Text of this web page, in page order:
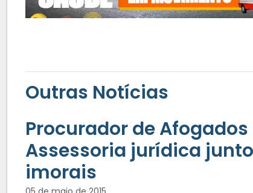
Outras Notícias
Procurador de
Assessoria jurídica
imorais